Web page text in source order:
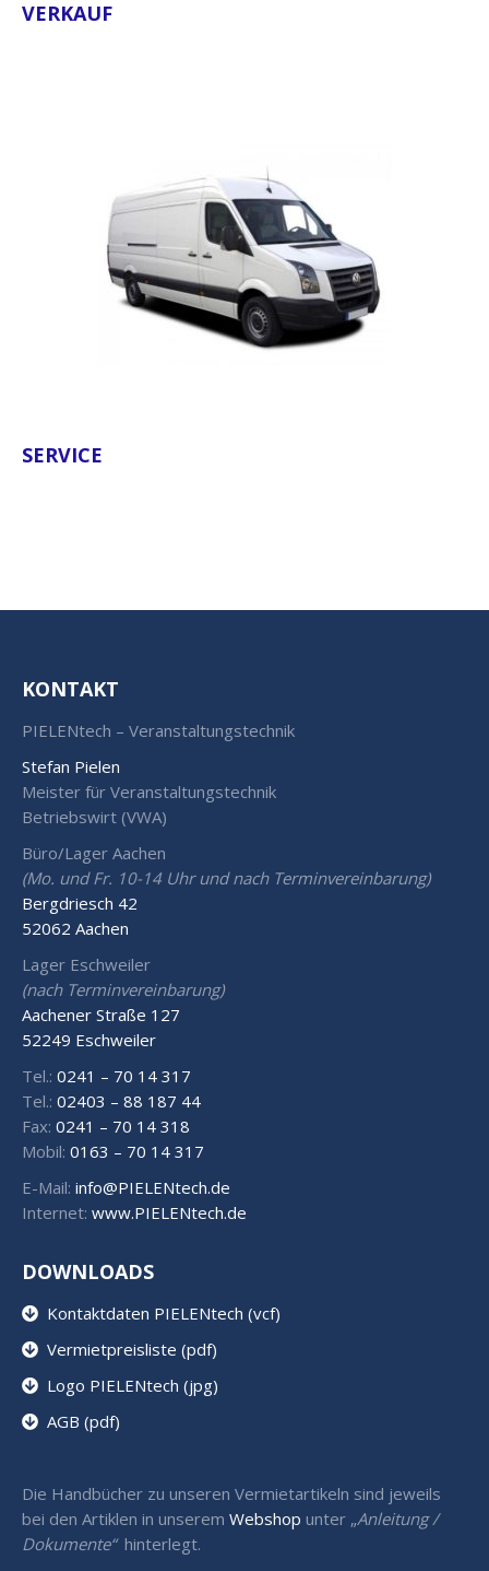
VERKAUF
SERVICE
KONTAKT
PIELENtech – Veranstaltungstechnik
Stefan Pielen
Meister für Veranstaltungstechnik
Betriebswirt (VWA)
Büro/Lager Aachen
(Mo. und Fr. 10-14 Uhr und nach Terminvereinbarung)
Bergdriesch 42
52062 Aachen
Lager Eschweiler
(nach Terminvereinbarung)
Aachener Straße 127
52249 Eschweiler
Tel.: 0241 – 70 14 317
Tel.: 02403 – 88 187 44
Fax: 0241 – 70 14 318
Mobil: 0163 – 70 14 317
E-Mail: info@PIELENtech.de
Internet: www.PIELENtech.de
DOWNLOADS
Kontaktdaten PIELENtech (vcf)
Vermietpreisliste (pdf)
Logo PIELENtech (jpg)
AGB (pdf)
Die Handbücher zu unseren Vermietartikeln sind jeweils
bei den Artiklen in unserem Webshop unter „Anleitung /
Dokumente“ hinterlegt.